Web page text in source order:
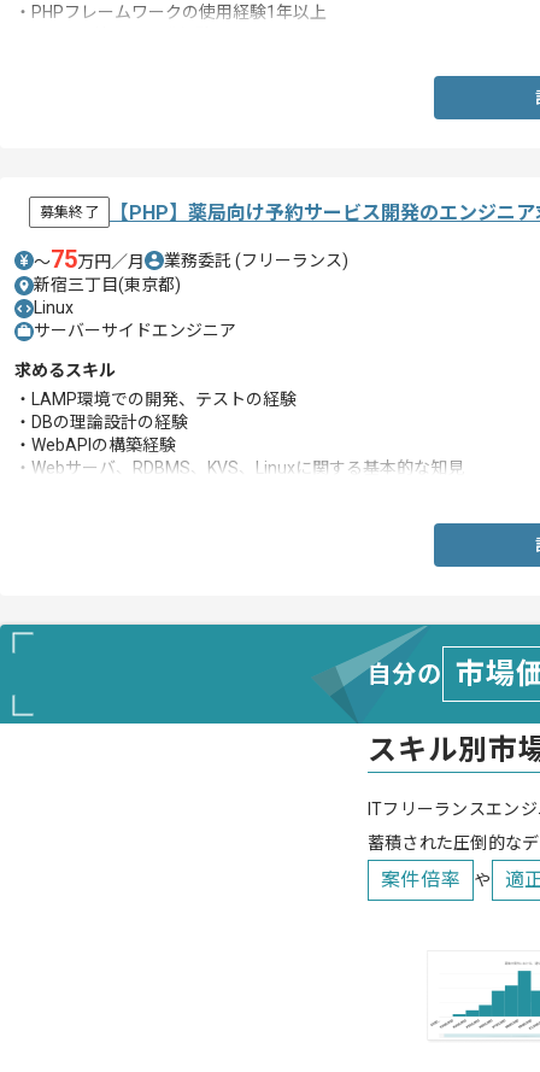
・PHPフレームワークの使用経験1年以上
募集終了 【PHP】薬局向け予約サービス開発のエンジニ
〜75万円／月 業務委託 (フリーランス)
新宿三丁目(東京都)
Linux
サーバーサイドエンジニア
求めるスキル
・LAMP環境での開発、テストの経験
・DBの理論設計の経験
・WebAPIの構築経験
・Webサーバ、RDBMS、KVS、Linuxに関する基本的な知見
自分の 市場
スキル別市
ITフリーランスエン
蓄積された圧倒的な
案件倍率 や 適